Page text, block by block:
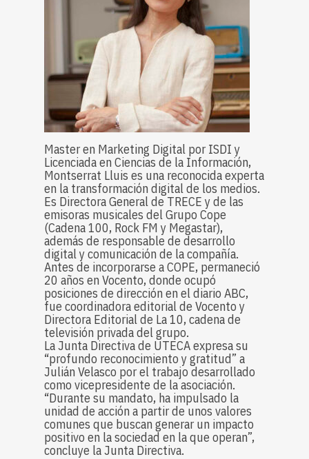
Master en Marketing Digital por ISDI y
Licenciada en Ciencias de la Información,
Montserrat Lluis es una reconocida experta
en la transformación digital de los medios.
Es Directora General de TRECE y de las
emisoras musicales del Grupo Cope
(Cadena 100, Rock FM y Megastar),
además de responsable de desarrollo
digital y comunicación de la compañía.
Antes de incorporarse a COPE, permaneció
20 años en Vocento, donde ocupó
posiciones de dirección en el diario ABC,
fue coordinadora editorial de Vocento y
Directora Editorial de La 10, cadena de
televisión privada del grupo.
La Junta Directiva de UTECA expresa su
“profundo reconocimiento y gratitud” a
Julián Velasco por el trabajo desarrollado
como vicepresidente de la asociación.
“Durante su mandato, ha impulsado la
unidad de acción a partir de unos valores
comunes que buscan generar un impacto
positivo en la sociedad en la que operan”,
concluye la Junta Directiva.